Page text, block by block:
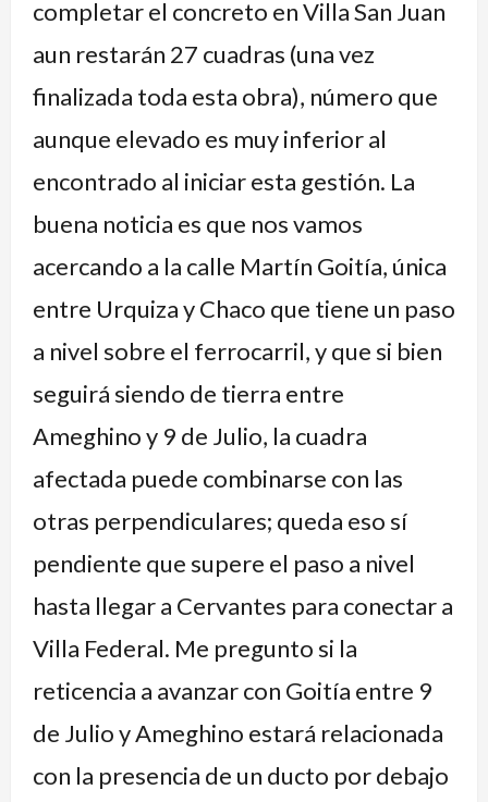
completar el concreto en Villa San Juan
aun restarán 27 cuadras (una vez
finalizada toda esta obra), número que
aunque elevado es muy inferior al
encontrado al iniciar esta gestión. La
buena noticia es que nos vamos
acercando a la calle Martín Goitía, única
entre Urquiza y Chaco que tiene un paso
a nivel sobre el ferrocarril, y que si bien
seguirá siendo de tierra entre
Ameghino y 9 de Julio, la cuadra
afectada puede combinarse con las
otras perpendiculares; queda eso sí
pendiente que supere el paso a nivel
hasta llegar a Cervantes para conectar a
Villa Federal. Me pregunto si la
reticencia a avanzar con Goitía entre 9
de Julio y Ameghino estará relacionada
con la presencia de un ducto por debajo